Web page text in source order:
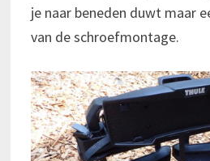
je naar beneden duwt maar
van de schroefmontage.